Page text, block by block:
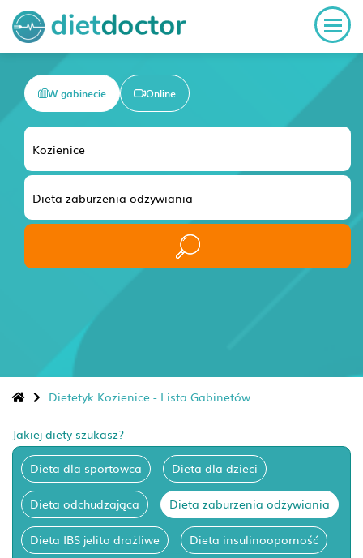
W gabinecie Online
Dietetyk Kozienice - Lista Gabinetów
Jakiej diety szukasz?
Dieta dla sportowca Dieta dla dzieci
Dieta odchudzająca Dieta zaburzenia odżywiania
Dieta IBS jelito drażliwe Dieta insulinooporność